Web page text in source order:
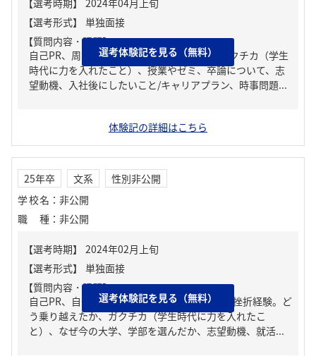
【質問内容・課題】
自己PR、周りからどんな人といわれる？、ガクチカ（学生
時代に力を入れたこと）、授業やゼミ、卒論について、志
望動機、入社後にしたいこと/キャリアプラン、時事問題...
選考体験記を見る（無料）
体験記の詳細はこちら
25年卒 文系
性別非公開
学校名 ： 非公開
職種 ： 非公開
【質問内容・課題】
自己PR、自分の強み/弱み、人生の中で大きな挫折経験。ど
う乗り越えたか、ガクチカ（学生時代に力を入れたこ
と）、なぜ今の大学、学部を選んだか、志望動機、就活...
選考体験記を見る（無料）